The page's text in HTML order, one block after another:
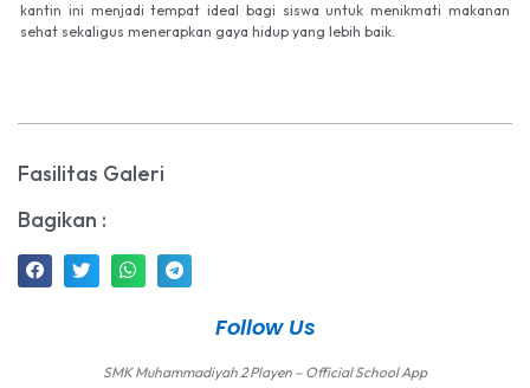
kantin ini menjadi tempat ideal bagi siswa untuk menikmati makanan
sehat sekaligus menerapkan gaya hidup yang lebih baik.
Fasilitas Galeri
Bagikan :
Follow Us
SMK Muhammadiyah 2 Playen – Official School App